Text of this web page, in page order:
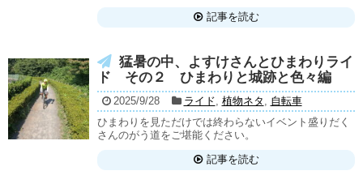
記事を読む
猛暑の中、よすけさんとひまわりライ
ド その２ ひまわりと城跡と色々編
2025/9/28 ライド, 植物ネタ , 自転車
ひまわりを見ただけでは終わらないイベント盛りだく
さんのがう道をご堪能ください。
記事を読む